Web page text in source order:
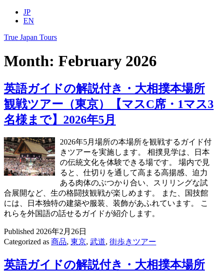
Skip
JP
EN
True Japan Tours
Month: February 2026
英語ガイドの解説付き・大相撲本場所
観戦ツアー（東京）【マスC席・1マス3
名様まで】2026年5月
2026年5月場所の本場所を観戦するガイド付
きツアーを実施します。 相撲見学は、日本
の伝統文化を体験できる場です。 場内で見
ると、仕切りを通して高まる高揚感、迫力
ある肉体のぶつかり合い、スリリングな試
合展開など、生の格闘技観戦が楽しめます。 また、国技館
には、日本独特の建築や服装、装飾があふれています。 こ
れらを外国語の話せるガイドが紹介します。
Published 2026年2月26日
Categorized as 商品, 東京, 武道, 街歩きツアー
英語ガイドの解説付き・大相撲本場所